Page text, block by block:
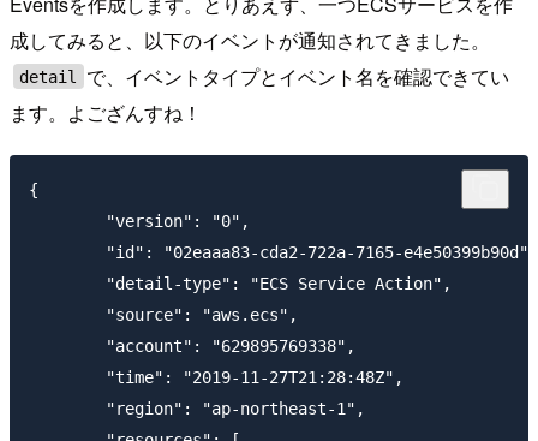
成してみると、以下のイベントが通知されてきました。
detail
で、イベントタイプとイベント名を確認できてい
ます。よござんすね！
{